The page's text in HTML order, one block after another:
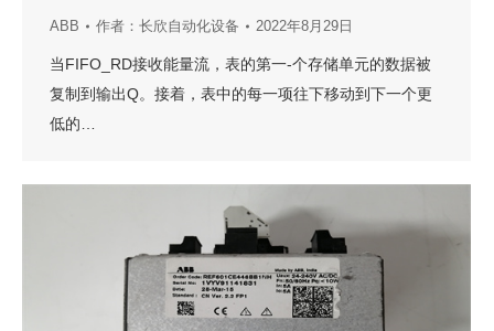
ABB 作者： 长欣自动化设备 2022年8月29日
当FIFO_RD接收能量流，表的第一-个存储单元的数据被
复制到输出Q。接着，表中的每一项往下移动到下一个更
低的…